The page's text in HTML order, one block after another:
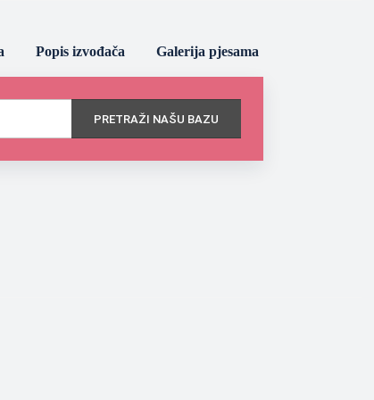
Popis izvođača Galerija pjesama
PRETRAŽI NAŠU BAZU